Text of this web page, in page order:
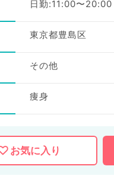
日勤:11:00〜
東京都豊島区
その他
痩身
お気に入り